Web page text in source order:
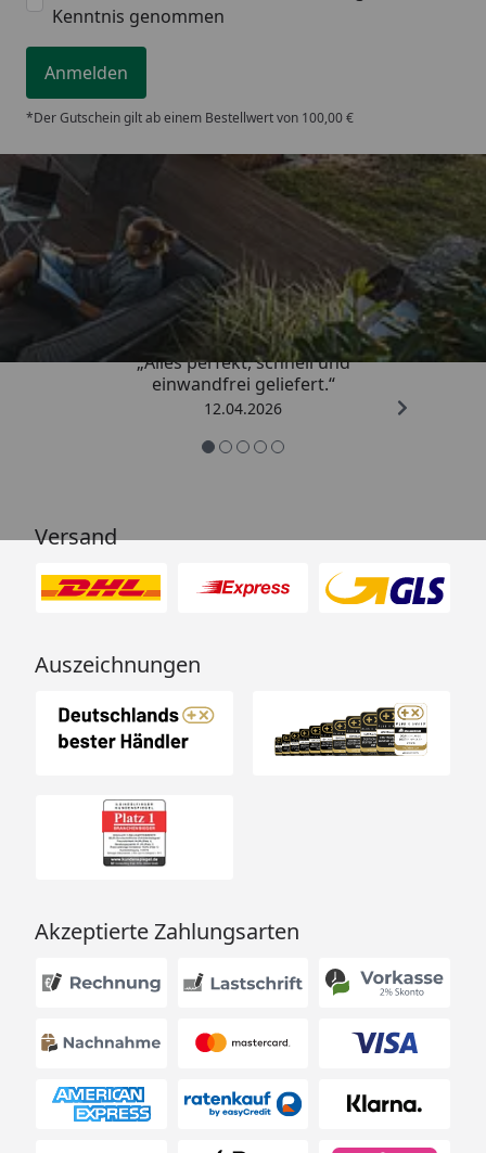
Kenntnis genommen
Anmelden
*Der Gutschein gilt ab einem Bestellwert von 100,00 €
Trusted Shops
5,00/ 5
„Alles perfekt, schnell und
einwandfrei geliefert.“
12.04.2026
Versand
Auszeichnungen
Akzeptierte Zahlungsarten